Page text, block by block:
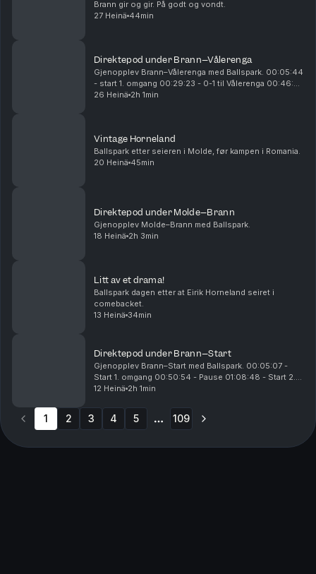
Brann gir og gir. På godt og vondt.
27 Heinä 44min
Direktepod under Brann–Vålerenga
Gjenopplev Brann–Vålerenga med Ballspark. 00:05:44
- start 1. omgang 00:29:23 - 0-1 til Vålerenga 00:46:25
- 0-2 til Vålerenga 00:54:26 - 0-3 til Vålerenga
26 Heinä 2h 1min
Vintage Horneland
Ballspark etter seieren i Molde, før kampen i Romania.
20 Heinä 45min
Direktepod under Molde–Brann
Gjenopplev Molde–Brann med Ballspark.
18 Heinä 2h 3min
Litt av et drama!
Ballspark dagen etter at Eirik Horneland seiret i
comebacket.
13 Heinä 34min
Direktepod under Brann–Start
Gjenopplev Brann–Start med Ballspark. 00:05:07 -
Start 1. omgang 00:50:54 - Pause 01:08:48 - Start 2.
omgang 01:16:04 - 0-1 til Start 01:31:20 - 1-1 til Brann
12 Heinä 2h 1min
1 2 3 4 5 109